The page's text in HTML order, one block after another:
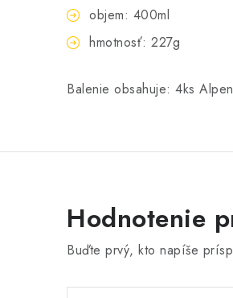
objem: 400ml
hmotnosť: 227g
Balenie obsahuje: 4ks
Hodnotenie
Buďte prvý, kto napíše